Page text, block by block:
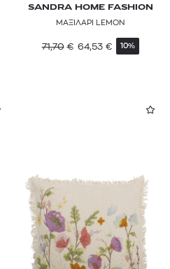
SANDRA HOME FASHION
ΜΑΞΙΛΑΡΙ LEMON
71,70 € 64,53 € 10%